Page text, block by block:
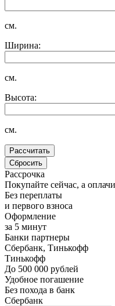
см.
Ширина:
см.
Высота:
см.
Рассрочка
Покупайте сейчас, а
Без переплаты
и первого взноса
Оформление
за 5 минут
Банки партнеры
Сбербанк, Тинькофф
Тинькофф
До 500 000 рублей
Удобное погашение
Без похода в банк
Сбербанк